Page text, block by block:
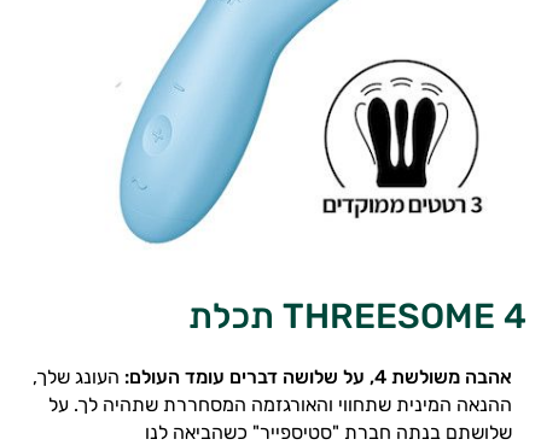
THREESOME 4 תכלת
אהבה משולשת 4, על שלושה דברים עומד העולם: העונג שלך,
ההנאה המינית שתחווי והאורגזמה המסחררת שתהיה לך. על
שלושתם בנתה חברת "סטיספייר" כשהביאה לנו